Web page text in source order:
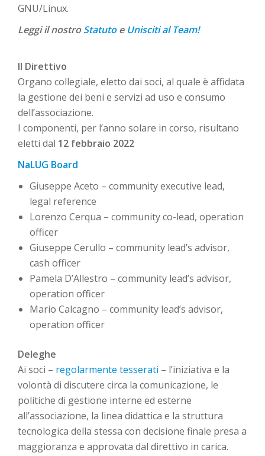
GNU/Linux.
Leggi il nostroStatutoe Unisciti al Team!
Il Direttivo
Organo collegiale, eletto dai soci, al quale è affidata
la gestione dei beni e servizi ad uso e consumo
dell’associazione.
I componenti, per l’anno solare in corso, risultano
eletti dal 12 febbraio 2022
NaLUG Board
Giuseppe Aceto – community executive lead,
legal reference
Lorenzo Cerqua – community co-lead, operation
officer
Giuseppe Cerullo – community lead’s advisor,
cash officer
Pamela D’Allestro – community lead’s advisor,
operation officer
Mario Calcagno – community lead’s advisor,
operation officer
Deleghe
Ai soci – regolarmente tesserati – l’iniziativa e la
volontà di discutere circa la comunicazione, le
politiche di gestione interne ed esterne
all’associazione, la linea didattica e la struttura
tecnologica della stessa con decisione finale presa a
maggioranza e approvata dal direttivo in carica.